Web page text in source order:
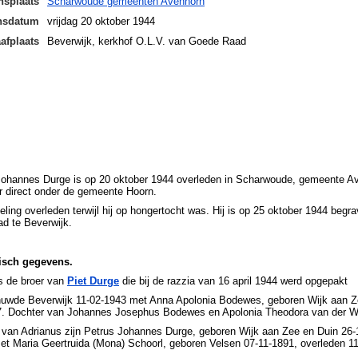
vrijdag 20 oktober 1944
Beverwijk, kerkhof O.L.V. van Goede Raad
Durge is op 20 oktober 1944 overleden in Scharwoude, gemeente
direct onder de gemeente Hoorn.
overleden terwijl hij op hongertocht was. Hij is op 25 oktober 1944
te Beverwijk.
gegevens.
de broer van Piet Durge die bij de razzia van 16 april 1944 werd opgepakt
Beverwijk 11-02-1943 met Anna Apolonia Bodewes, geboren Wijk aan
Dochter van Johannes Josephus Bodewes en Apolonia Theodora van der
Adrianus zijn Petrus Johannes Durge, geboren Wijk aan Zee en Duin
Maria Geertruida (Mona) Schoorl, geboren Velsen 07-11-1891, overleden